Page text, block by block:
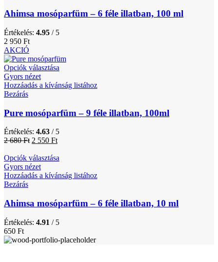
Ahimsa mosóparfüm – 6 féle illatban, 100 ml
Értékelés: 4.95 / 5
2 950 Ft
AKCIÓ
Opciók választása
Gyors nézet
Hozzáadás a kívánság listához
Bezárás
Pure mosóparfüm – 9 féle illatban, 100ml
Értékelés: 4.63 / 5
2 680Ft 2 550 Ft
Opciók választása
Gyors nézet
Hozzáadás a kívánság listához
Bezárás
Ahimsa mosóparfüm – 6 féle illatban, 10 ml
Értékelés: 4.91 / 5
650 Ft